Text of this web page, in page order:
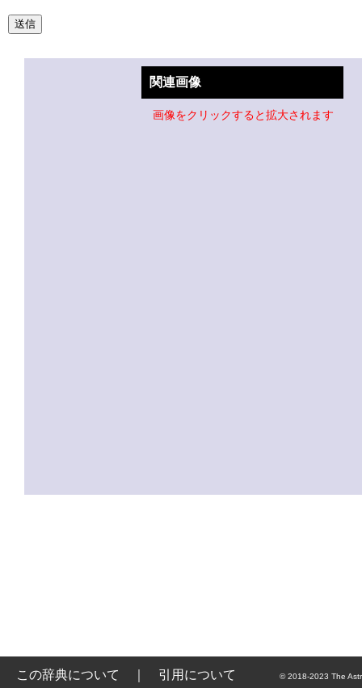
関連画像
画像をクリックすると拡大されます
この辞典について 引用について © 2018-2023 The